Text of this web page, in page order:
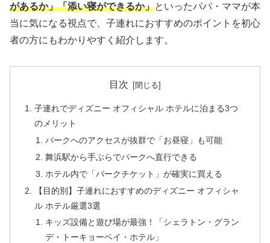
があるか」「添い寝ができるか」といったパパ・ママが本
当に気になる視点で、子連れにおすすめのポイントを初心
者の方にもわかりやすく紹介します。
目次
子連れでディズニー オフィシャル ホテルに泊まる3つ
のメリット
パークへのアクセスが抜群で「お昼寝」も可能
舞浜駅から手ぶらでパークへ直行できる
ホテル内で「パークチケット」が確実に買える
【目的別】子連れにおすすめのディズニー オフィシャ
ル ホテル厳選3選
キッズ設備と遊び場が最強！「シェラトン・グラン
デ・トーキョーベイ・ホテル」